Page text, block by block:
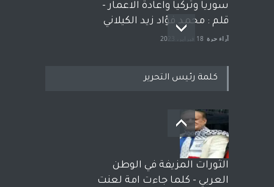
سوريا وتركيا واعادة الاعمار -
قلم : محمد فؤاد زيد الكيلاني
آراء حرة 18 فبراير، 2023
بعد معارك قضائية طاحنة كتب
وترافع فيها بنفسه مرة اخرى..
الشيخ طارق يوسف يقهر
الحكومة الأمريكية ، فأعطوه
الجنسية عن يد وهم صاغرون،
كلمة رئيس التحرير
الثورات المزيفة في الوطن
العربي - كلما جاءت امة لعنت